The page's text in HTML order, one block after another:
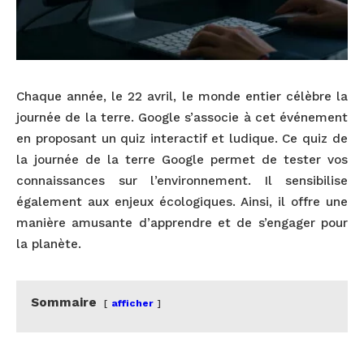
Chaque année, le 22 avril, le monde entier célèbre la
journée de la terre. Google s’associe à cet événement
en proposant un quiz interactif et ludique. Ce quiz de
la journée de la terre Google permet de tester vos
connaissances sur l’environnement. Il sensibilise
également aux enjeux écologiques. Ainsi, il offre une
manière amusante d’apprendre et de s’engager pour
la planète.
Sommaire afficher